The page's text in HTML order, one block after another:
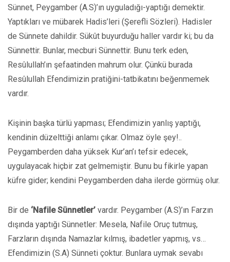
Sünnet, Peygamber (A.S)’ın uyguladığı-yaptığı demektir.
Yaptıkları ve mübarek Hadis’leri (Şerefli Sözleri). Hadisler
de Sünnete dahildir. Sükût buyurduğu haller vardır ki; bu da
Sünnettir. Bunlar, mecburi Sünnettir. Bunu terk eden,
Resûlullah’ın şefaatinden mahrum olur. Çünkü burada
Resûlullah Efendimizin pratiğini-tatbikatını beğenmemek
vardır.
Kişinin başka türlü yapması; Efendimizin yanlış yaptığı,
kendinin düzelttiği anlamı çıkar. Olmaz öyle şey!..
Peygamberden daha yüksek Kur’an’ı tefsir edecek,
uygulayacak hiçbir zat gelmemiştir. Bunu bu fikirle yapan
küfre gider; kendini Peygamberden daha ilerde görmüş olur.
Bir de ‘Nafile Sünnetler’ vardır. Peygamber (A.S)’ın Farzın
dışında yaptığı Sünnetler: Mesela, Nafile Oruç tutmuş,
Farzların dışında Namazlar kılmış, ibadetler yapmış, vs…
Efendimizin (S.A) Sünneti çoktur. Bunlara uymak sevabı